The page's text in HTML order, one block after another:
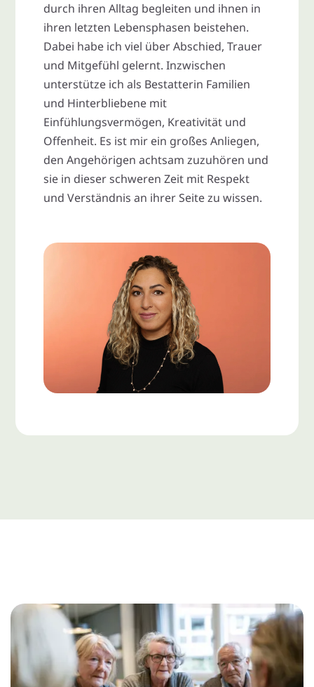
durch ihren Alltag begleiten und ihnen in
ihren letzten Lebensphasen beistehen.
Dabei habe ich viel über Abschied, Trauer
und Mitgefühl gelernt. Inzwischen
unterstütze ich als Bestatterin Familien
und Hinterbliebene mit
Einfühlungsvermögen, Kreativität und
Offenheit. Es ist mir ein großes Anliegen,
den Angehörigen achtsam zuzuhören und
sie in dieser schweren Zeit mit Respekt
und Verständnis an ihrer Seite zu wissen.